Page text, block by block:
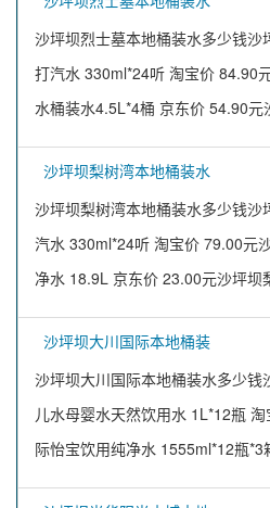
沙坪坝烈士墓本地桶装水多少钱
打汽水 330ml*24听 淘宝价 84.90
水桶装水4.5L*4桶 京东价 54.90元
沙坪坝梨树湾本地桶装水
沙坪坝梨树湾本地桶装水多少钱
汽水 330ml*24听 淘宝价 79.00元
净水 18.9L 京东价 23.00元沙坪坝
沙坪坝大川国际本地桶装
沙坪坝大川国际本地桶装水多少
儿水母婴水天然饮用水 1L*12瓶
际怡宝饮用纯净水 1555ml*12瓶